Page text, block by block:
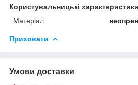
Користувальницькі характеристики
Матеріал
Приховати
Умови доставки